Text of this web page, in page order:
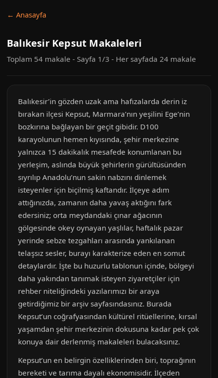
← Anasayfa
Balıkesir Kepsut Makaleleri
Toplam 54 makale - Sayfa 1/3 - Her sayfada 24 makale
Balıkesir’in gözden uzak ama hafızalarda derin iz
bırakan ilçesi Kepsut, Marmara’nın yeşilini Ege’nin
bozkırına bağlayan bir geçit gibidir. D100
karayolunun hemen kıyısında, şehir merkezine
yalnızca 15 dakikalık mesafede konumlanan bu
yerleşim, aslında büyük şehirlerin gürültüsünden
sıyrılıp Anadolu’nun sakin nabzını dinlemek
isteyenler için biçilmiş kaftandır. İlçeye adım
attığınızda, zamanın daha yavaş aktığını fark
edersiniz; orta meydandaki çınar ağacının
gölgesinde okey oynayan yaşlılar, haftalık pazar
yerinde sebze tezgahları arasında yankılanan
telaşsız sesler, burayı karakterize eden en somut
detaylardır. İşte bu huzurlu tablonun içinde, bölgeyi
daha yakından tanımak isteyen ziyaretçiler için
rehber niteliğindeki yazılarımızı bir araya
getirdiğimiz bir arşiv sayfasındasınız. Burada
Kepsut’un coğrafyasından kültürel ritüellerine, kırsal
yaşamdan şehir merkezinin dokusuna kadar pek çok
konuya dair derlenmiş makaleleri bulacaksınız.
Kepsut’un en belirgin özelliklerinden biri, toprağının
bereketi ve tarıma dayalı ekonomisidir. İlçeden